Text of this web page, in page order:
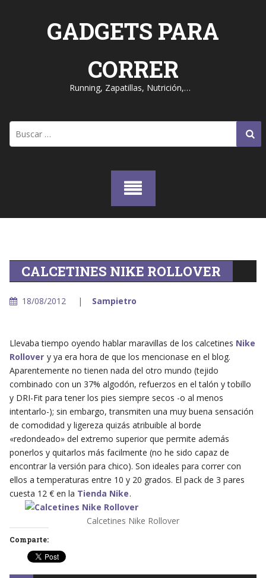
GADGETS PARA
CORRER
Running, Zapatillas, Nutrición,…
CALCETINES NIKE ROLLOVER
18/08/2012 Sampietro
Llevaba tiempo oyendo hablar maravillas de los calcetines Nike
Rollover y ya era hora de que los mencionase en el blog.
Aparentemente no tienen nada del otro mundo (tejido
combinado con un 37% algodón, refuerzos en el talón y tobillo
y DRI-Fit para tener los pies siempre secos -o al menos
intentarlo-); sin embargo, transmiten una muy buena sensación
de comodidad y ligereza quizás atribuible al borde
«redondeado» del extremo superior que permite además
ponerlos y quitarlos más facilmente (no he sido capaz de
encontrar la versión para chico). Son ideales para correr con
ellos a temperaturas entre 10 y 20 grados. El pack de 3 pares
cuesta 12 € en la Tienda Nike.
Calcetines Nike Rollover
Comparte: